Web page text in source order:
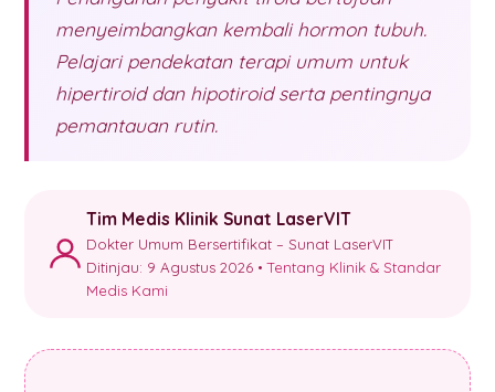
menyeimbangkan kembali hormon tubuh.
Pelajari pendekatan terapi umum untuk
hipertiroid dan hipotiroid serta pentingnya
pemantauan rutin.
Tim Medis Klinik Sunat LaserVIT
Dokter Umum Bersertifikat – Sunat LaserVIT
Ditinjau: 9 Agustus 2026 •Tentang Klinik & Standar
Medis Kami